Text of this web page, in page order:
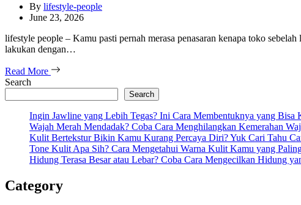
By lifestyle-people
June 23, 2026
lifestyle people – Kamu pasti pernah merasa penasaran kenapa toko
lakukan dengan…
Read More
Search
Search
Ingin Jawline yang Lebih Tegas? Ini Cara Membentuknya yang Bisa
Wajah Merah Mendadak? Coba Cara Menghilangkan Kemerahan
Kulit Bertekstur Bikin Kamu Kurang Percaya Diri? Yuk Cari Tahu
Tone Kulit Apa Sih? Cara Mengetahui Warna Kulit Kamu yang
Hidung Terasa Besar atau Lebar? Coba Cara Mengecilkan Hidung
Category